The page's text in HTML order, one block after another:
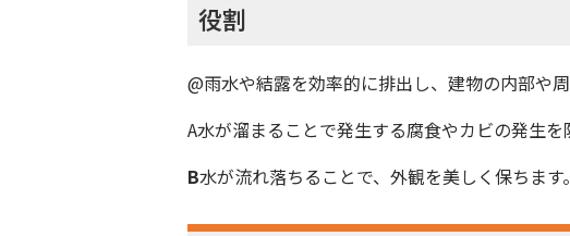
役割
@雨水や結露を効率的に排出し、建物の内部や
A水が溜まることで発生する腐食やカビの発生を
B水が流れ落ちることで、外観を美しく保ちます。